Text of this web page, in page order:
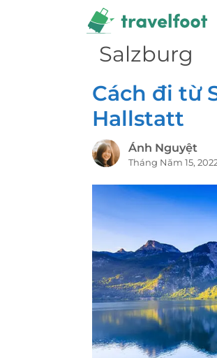
Salzburg
Cách đi từ
Hallstatt
Ánh Nguyệt
Tháng Năm 15,